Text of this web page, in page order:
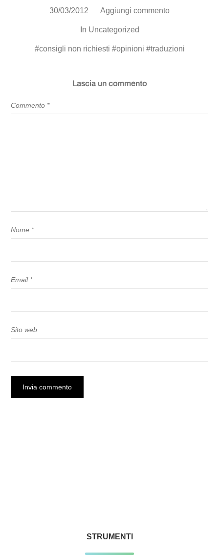
30/03/2012 Aggiungi commento
In Uncategorized
#consigli non richiesti #opinioni #traduzioni
Lascia un commento
Commento *
Nome *
Email *
Sito web
STRUMENTI